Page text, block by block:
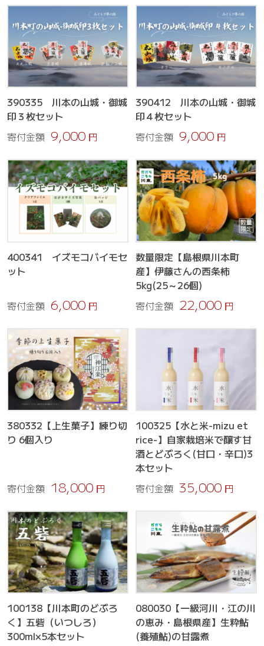
390335 川本の山城・御城
印３枚セット
寄付金額 9,000 円
390412 川本の山城・御城
印４枚セット
寄付金額 9,000 円
400341 イズモコバイモセ
ット
寄付金額 6,000 円
数量限定【島根県川本町
産】伊藤さんの西条柿
5kg(25～26個)
寄付金額 22,000 円
380332【上生菓子】練り切
り 6個入り
寄付金額 18,000 円
100325【水と米-mizu et
rice-】自家栽培米で醸す甘
酒とどぶろく(甘口・辛口)3
本セット
寄付金額 35,000 円
100138【川本町のどぶろ
く】五砦（いつしろ）
300ml×5本セット
080030【一級河川・江の川
の恵み・島根県産】生粋鮎
(養殖鮎)の甘露煮